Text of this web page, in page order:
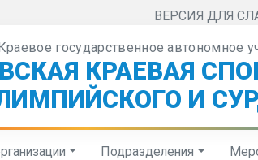
ВЕРСИЯ ДЛЯ
государственное автономное
КРАЕВАЯ
И
Подразделения